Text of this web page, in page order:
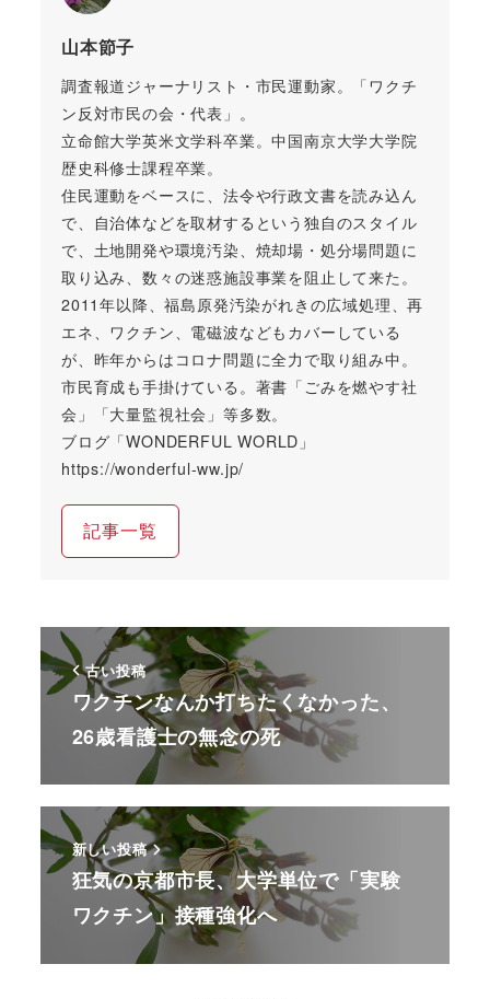
山本節子
調査報道ジャーナリスト・市民運動家。「ワクチ
ン反対市民の会・代表」。
立命館大学英米文学科卒業。中国南京大学大学院
歴史科修士課程卒業。
住民運動をベースに、法令や行政文書を読み込ん
で、自治体などを取材するという独自のスタイル
で、土地開発や環境汚染、焼却場・処分場問題に
取り込み、数々の迷惑施設事業を阻止して来た。
2011年以降、福島原発汚染がれきの広域処理、再
エネ、ワクチン、電磁波などもカバーしている
が、昨年からはコロナ問題に全力で取り組み中。
市民育成も手掛けている。著書「ごみを燃やす社
会」「大量監視社会」等多数。
ブログ「WONDERFUL WORLD」
https://wonderful-ww.jp/
記事一覧
古い投稿
ワクチンなんか打ちたくなかった、
26歳看護士の無念の死
新しい投稿
狂気の京都市長、大学単位で「実験
ワクチン」接種強化へ